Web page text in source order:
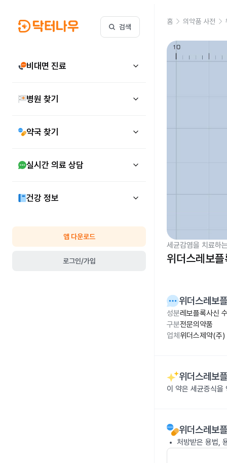
검색
비대면 진료
병원 찾기
약국 찾기
실시간 의료 상담
건강 정보
앱 다운로드
로그인/가입
홈 의약품 사전
세균감염을 치료하
위더스레보
위더스레보
성분레보플록사신
구분전문의약품
업체 위더스제약(주)
위더스레보
이 약은 세균증식을
위더스레보
처방받은 용법,